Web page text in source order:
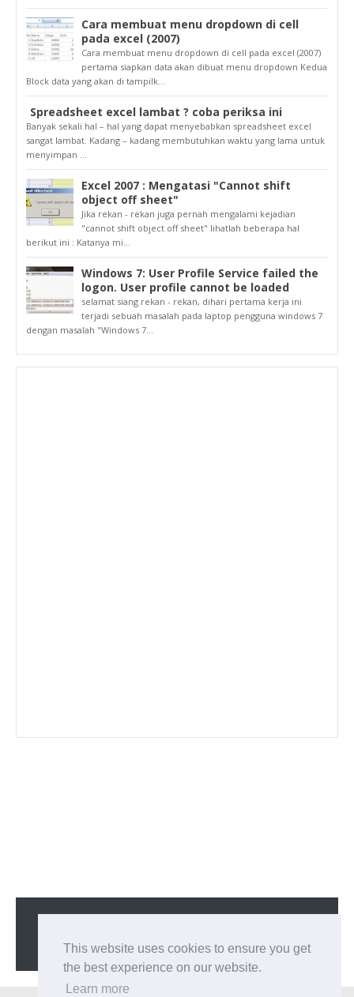
This website uses cookies to ensure you get
the best experience on our website.
Learn more
Cara membuat menu dropdown di cell
pada excel (2007)
Cara membuat menu dropdown di cell pada excel (2007)
pertama siapkan data akan dibuat menu dropdown Kedua
Block data yang akan di tampilk...
Spreadsheet excel lambat ? coba periksa ini
Banyak sekali hal – hal yang dapat menyebabkan spreadsheet excel
sangat lambat. Kadang – kadang membutuhkan waktu yang lama untuk
menyimpan ...
Excel 2007 : Mengatasi "Cannot shift
object off sheet"
Jika rekan - rekan juga pernah mengalami kejadian
"cannot shift object off sheet" lihatlah beberapa hal
berikut ini : Katanya mi...
Windows 7: User Profile Service failed the
logon. User profile cannot be loaded
selamat siang rekan - rekan, dihari pertama kerja ini
terjadi sebuah masalah pada laptop pengguna windows 7
dengan masalah "Windows 7...